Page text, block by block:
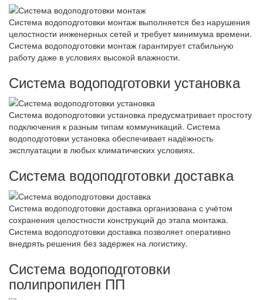
Система водоподготовки монтаж выполняется без нарушения
целостности инженерных сетей и требует минимума времени.
Система водоподготовки монтаж гарантирует стабильную
работу даже в условиях высокой влажности.
Система водоподготовки установка
Система водоподготовки установка предусматривает простоту
подключения к разным типам коммуникаций. Система
водоподготовки установка обеспечивает надёжность
эксплуатации в любых климатических условиях.
Система водоподготовки доставка
Система водоподготовки доставка организована с учётом
сохранения целостности конструкций до этапа монтажа.
Система водоподготовки доставка позволяет оперативно
внедрять решения без задержек на логистику.
Система водоподготовки
полипропилен ПП